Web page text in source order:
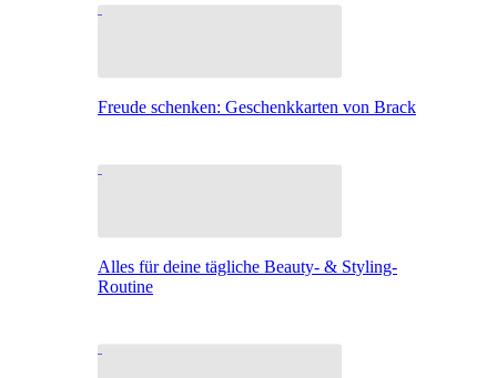
Freude schenken: Geschenkkarten von Brack
Alles für deine tägliche Beauty- & Styling-
Routine